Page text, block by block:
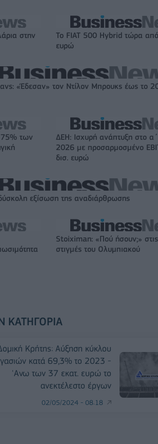
στην
Το FIAT 500 Hybrid τώρα
ευρώ
«Έδεσαν» τον Ντίλον Μπρουκς έως το
75% των
ΔΕΗ: Ισχυρή ανάπτυξη στο
2026 με προσαρμοσμένο
δισ. ευρώ
εξίσωση της αναδιάρθρωσης
Stoiximan: «Πού ήσουν;»
στιγμές του Ολυμπιακού
ΚΑΤΗΓΟΡΊΑ
Κρήτης: Αύξηση κύκλου
κατά 69,3% το 2023 -
'Ανω των 37 εκατ. ευρώ το
ανεκτέλεστο έργων
02/05/2024 - 08:18